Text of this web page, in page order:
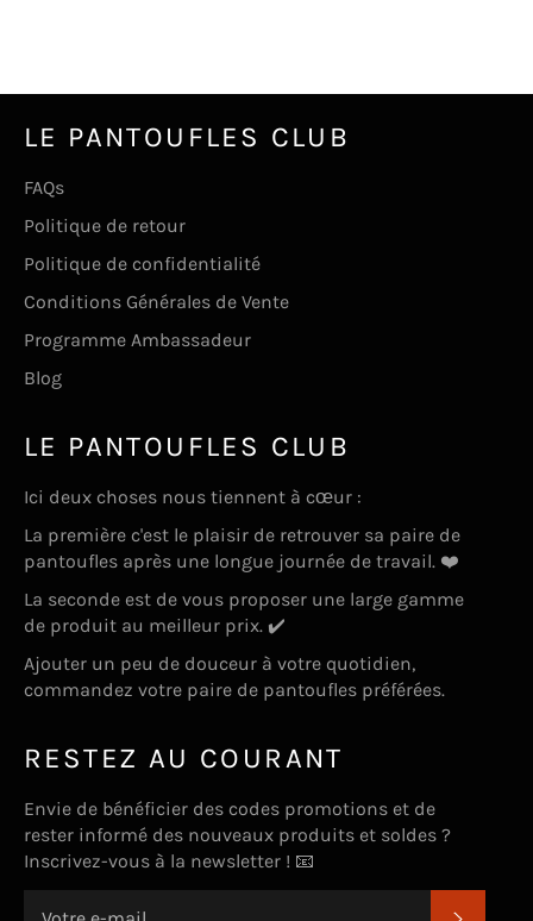
LE PANTOUFLES CLUB
FAQs
Politique de retour
Politique de confidentialité
Conditions Générales de Vente
Programme Ambassadeur
Blog
LE PANTOUFLES CLUB
Ici deux choses nous tiennent à cœur :
La première c'est le plaisir de retrouver sa paire de
pantoufles après une longue journée de travail. ❤️
La seconde est de vous proposer une large gamme
de produit au meilleur prix. ✔️
Ajouter un peu de douceur à votre quotidien,
commandez votre paire de pantoufles préférées.
RESTEZ AU COURANT
Envie de bénéficier des codes promotions et de
rester informé des nouveaux produits et soldes ?
Inscrivez-vous à la newsletter ! 📧